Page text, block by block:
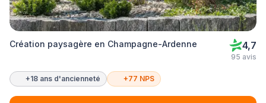
Création paysagère en Champagne-Ardenne 4,7
95 avis
+18 ans d'ancienneté +77 NPS